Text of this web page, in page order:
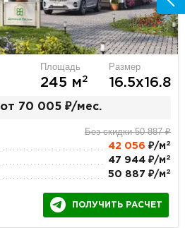
Площадь
245 м2
Размер
16.5х16.8
от 70 005 ₽/мес.
Без скидки 50 887 ₽
42 056 ₽/м 2
47 944 ₽/м 2
50 887 ₽/м 2
ПОЛУЧИТЬ РАСЧЕТ